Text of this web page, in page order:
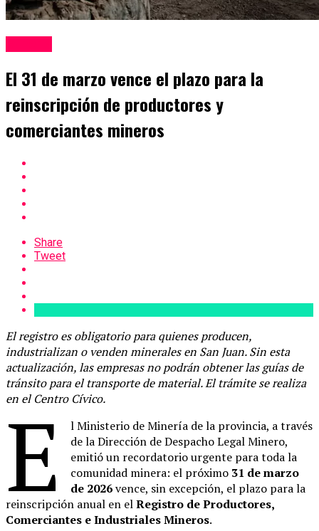
El 31 de marzo vence el plazo para la
reinscripción de productores y
comerciantes mineros
Share
Tweet
El registro es obligatorio para quienes producen,
industrializan o venden minerales en San Juan. Sin esta
actualización, las empresas no podrán obtener las guías de
tránsito para el transporte de material. El trámite se realiza
en el Centro Cívico.
E
l Ministerio de Minería de la provincia, a través
de la Dirección de Despacho Legal Minero,
emitió un recordatorio urgente para toda la
comunidad minera: el próximo 31 de marzo
de 2026vence, sin excepción, el plazo para la
reinscripción anual en elRegistro de Productores,
Comerciantes e Industriales Mineros.